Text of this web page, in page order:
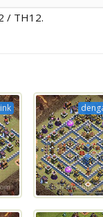
/ TH12.